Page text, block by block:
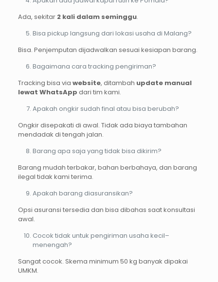
Ada, sekitar 2 kali dalam seminggu.
Bisa pickup langsung dari lokasi usaha di Malang?
Bisa. Penjemputan dijadwalkan sesuai kesiapan barang.
Bagaimana cara tracking pengiriman?
Tracking bisa via website, ditambah update manual
lewat WhatsApp dari tim kami.
Apakah ongkir sudah final atau bisa berubah?
Ongkir disepakati di awal. Tidak ada biaya tambahan
mendadak di tengah jalan.
Barang apa saja yang tidak bisa dikirim?
Barang mudah terbakar, bahan berbahaya, dan barang
ilegal tidak kami terima.
Apakah barang diasuransikan?
Opsi asuransi tersedia dan bisa dibahas saat konsultasi
awal.
Cocok tidak untuk pengiriman usaha kecil–
menengah?
Sangat cocok. Skema minimum 50 kg banyak dipakai
UMKM.